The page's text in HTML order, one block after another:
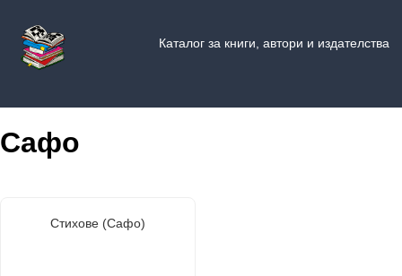
Каталог за книги, автори и издателства
Сафо
Стихове (Сафо)